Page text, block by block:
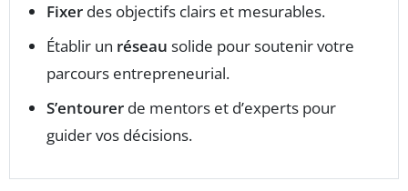
Fixer des objectifs clairs et mesurables.
Établir un réseau solide pour soutenir votre
parcours entrepreneurial.
S’entourer de mentors et d’experts pour
guider vos décisions.